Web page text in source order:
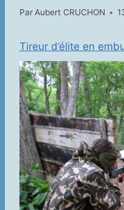
ParAubert CRUCHON
Tireur d’élite en